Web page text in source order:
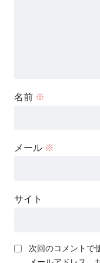
名前 ※
メール ※
サイト
次回のコメントで